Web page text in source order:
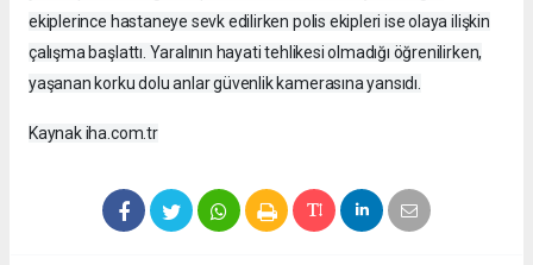
ekiplerince hastaneye sevk edilirken polis ekipleri ise olaya ilişkin
çalışma başlattı. Yaralının hayati tehlikesi olmadığı öğrenilirken,
yaşanan korku dolu anlar güvenlik kamerasına yansıdı.
Kaynak iha.com.tr